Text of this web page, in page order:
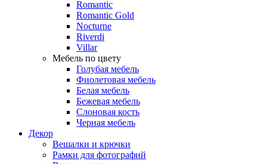
Romantic
Romantic Gold
Nocturne
Riverdi
Villar
Мебель по цвету
Голубая мебель
Фиолетовая мебель
Белая мебель
Бежевая мебель
Слоновая кость
Черная мебель
Декор
Вешалки и крючки
Рамки для фотографий